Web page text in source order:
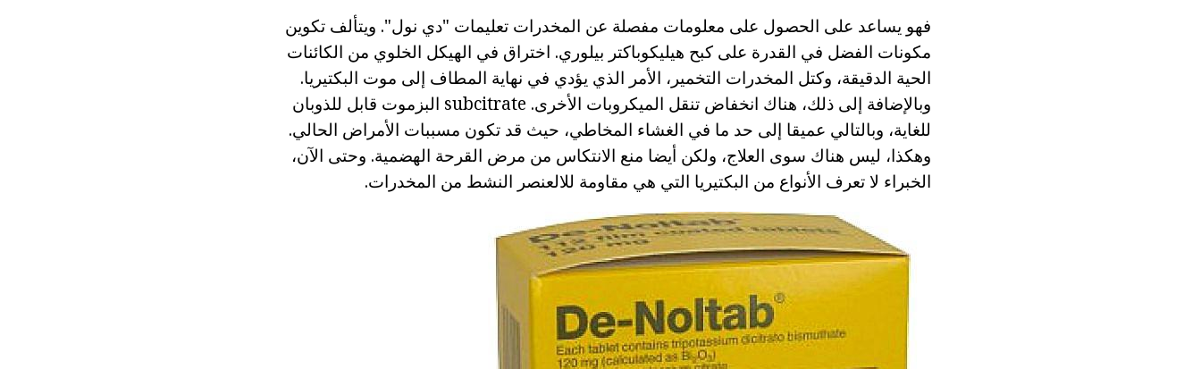
فهو يساعد على الحصول على معلومات مفصلة عن المخدرات تعليمات "دي نول". ويتألف تكوين
مكونات الفضل في القدرة على كبح هيليكوباكتر بيلوري. اختراق في الهيكل الخلوي من الكائنات
الحية الدقيقة، وكتل المخدرات التخمير، الأمر الذي يؤدي في نهاية المطاف إلى موت البكتيريا.
وبالإضافة إلى ذلك، هناك انخفاض تنقل الميكروبات الأخرى. subcitrate البزموت قابل للذوبان
للغاية، وبالتالي عميقا إلى حد ما في الغشاء المخاطي، حيث قد تكون مسببات الأمراض الحالي.
وهكذا، ليس هناك سوى العلاج، ولكن أيضا منع الانتكاس من مرض القرحة الهضمية. وحتى الآن،
الخبراء لا تعرف الأنواع من البكتيريا التي هي مقاومة للالعنصر النشط من المخدرات.